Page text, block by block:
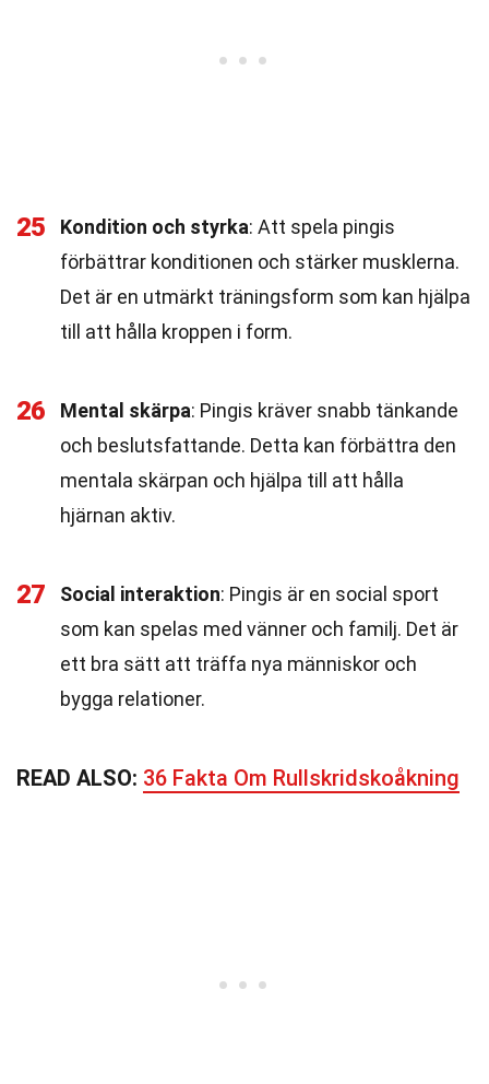
25 Kondition och styrka: Att spela pingis
förbättrar konditionen och stärker musklerna.
Det är en utmärkt träningsform som kan hjälpa
till att hålla kroppen i form.
26 Mental skärpa: Pingis kräver snabb tänkande
och beslutsfattande. Detta kan förbättra den
mentala skärpan och hjälpa till att hålla
hjärnan aktiv.
27 Social interaktion: Pingis är en social sport
som kan spelas med vänner och familj. Det är
ett bra sätt att träffa nya människor och
bygga relationer.
READ ALSO: 36 Fakta Om Rullskridskoåkning